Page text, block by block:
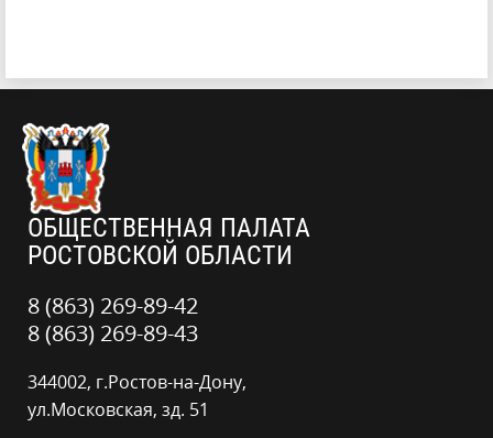
ОБЩЕСТВЕННАЯ ПАЛАТА
РОСТОВСКОЙ ОБЛАСТИ
8 (863) 269-89-42
8 (863) 269-89-43
344002, г.Ростов-на-Дону,
ул.Московская, зд. 51